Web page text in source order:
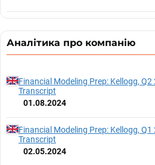
Аналітика про компанію
Financial Modeling Prep: Kellogg, Q2
Transcript
01.08.2024
Financial Modeling Prep: Kellogg, Q1
Transcript
02.05.2024